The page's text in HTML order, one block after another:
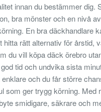
innan du bestämmer dig.
bra mönster och en nivå
En bra däckhandlare
hitta rätt alternativ för årstid,
du vill köpa däck örebro
tid och undvika sista
och du får större
som ger trygg körning. Med
smidigare, säkrare och